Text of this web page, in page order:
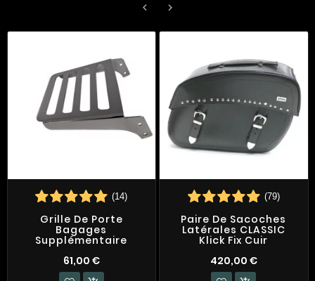
 
(14)
Grille De Porte
Bagages
Supplémentaire
61,00 €
(79)
Paire De Sacoches
Latérales CLASSIC
Klick Fix Cuir
420,00 €